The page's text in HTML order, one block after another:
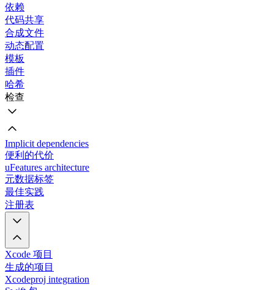
依赖
代码共享
合成文件
动态配置
模板
插件
哈希
检查
Implicit dependencies
便利的代价
uFeatures architecture
元数据标签
最佳实践
注册表
Xcode 项目
生成的项目
Xcodeproj integration